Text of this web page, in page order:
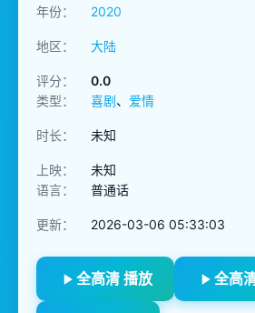
年份：
2020
地区： 大陆
评分：
0.0
类型：
喜剧、 爱情
时长： 未知
上映：
未知
语言：
普通话
更新： 2026-03-06 05:33:03
全高清 播放 全高